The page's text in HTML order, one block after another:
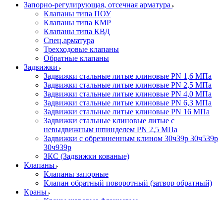
Запорно-регулирующая, отсечная арматура
Клапаны типа ПОУ
Клапаны типа КМР
Клапаны типа КВД
Спец.арматура
Трехходовые клапаны
Обратные клапаны
Задвижки
Задвижки стальные литые клиновые PN 1,6 МПа
Задвижки стальные литые клиновые PN 2,5 МПа
Задвижки стальные литые клиновые PN 4,0 МПа
Задвижки стальные литые клиновые PN 6,3 МПа
Задвижки стальные литые клиновые PN 16 МПа
Задвижки стальные клиновые литые с
невыдвижным шпинделем PN 2,5 МПа
Задвижки с обрезиненным клином 30ч39р 30ч539р
30ч939р
ЗКС (Задвижки кованые)
Клапаны
Клапаны запорные
Клапан обратный поворотный (затвор обратный)
Краны